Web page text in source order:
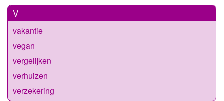
V
vakantie
vegan
vergelijken
verhuizen
verzekering